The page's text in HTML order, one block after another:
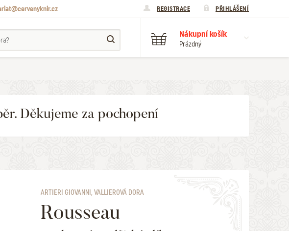
REGISTRACE PŘIHLÁŠENÍ
Nákupní košík
Prázdný
Děkujeme za pochopení
ARTIERI GIOVANNI, VALLIEROVÁ DORA
Rousseau